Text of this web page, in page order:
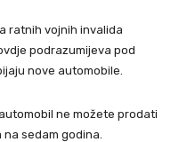
ratnih vojnih invalida
podrazumijeva pod
nove automobile.
ne možete prodati
sedam godina.